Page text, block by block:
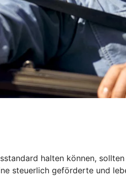
halten können,
steuerlich geförderte und